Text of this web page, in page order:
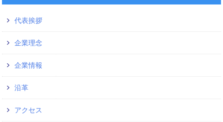
代表挨拶
企業理念
企業情報
沿革
アクセス